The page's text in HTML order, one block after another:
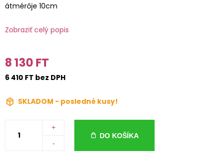
átmérője 10cm
Zobraziť celý popis
8 130 FT
6 410 FT bez DPH
SKLADOM - posledné kusy!
+
-
DO KOŠÍKA